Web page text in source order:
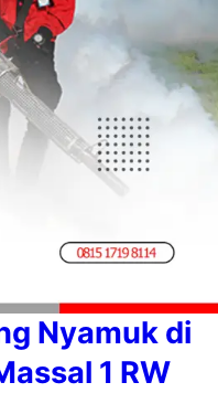
Nyamuk di
1 RW